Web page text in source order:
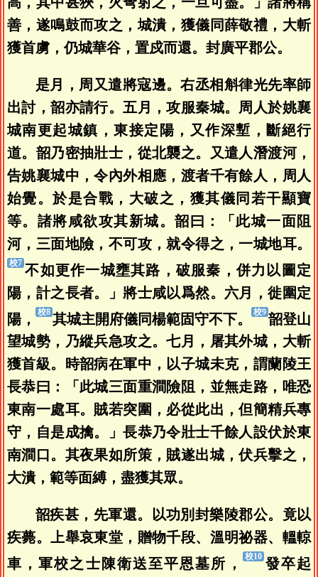
善，遂鳴鼓而攻之，城潰，獲儀同薛敬禮，大斬
獲首虜，仍城華谷，置戍而還。封廣平郡公。
是月，周又遣將寇邊。右丞相斛律光先率師
出討，韶亦請行。五月，攻服秦城。周人於姚襄
城南更起城鎮，東接定陽，又作深塹，斷絕行
道。韶乃密抽壯士，從北襲之。又遣人潛渡河，
告姚襄城中，令內外相應，渡者千有餘人，周人
始覺。於是合戰，大破之，獲其儀同若干顯寶
等。諸將咸欲攻其新城。韶曰：「此城一面阻
河，三面地險，不可攻，就令得之，一城地耳。
不如更作一城壅其路，破服秦，併力以圖定
陽，計之長者。」將士咸以爲然。六月，徙圍定
陽，
其城主開府儀同楊範固守不下。
韶登山
望城勢，乃縱兵急攻之。七月，屠其外城，大斬
獲首級。時韶病在軍中，以子城未克，謂蘭陵王
長恭曰：「此城三面重澗險阻，並無走路，唯恐
東南一處耳。賊若突圍，必從此出，但簡精兵專
守，自是成擒。」長恭乃令壯士千餘人設伏於東
南澗口。其夜果如所策，賊遂出城，伏兵擊之，
大潰，範等面縛，盡獲其眾。
韶疾甚，先軍還。以功別封樂陵郡公。竟以
疾薨。上舉哀東堂，贈物千段、溫明祕器、轀輬
車，軍校之士陳衛送至平恩墓所，
發卒起